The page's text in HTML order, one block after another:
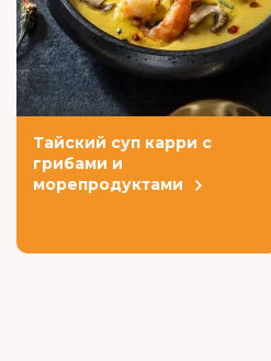
Тайский суп карри с
грибами и
морепродуктами